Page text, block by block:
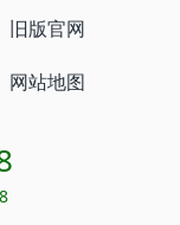
旧版官网
网站地图